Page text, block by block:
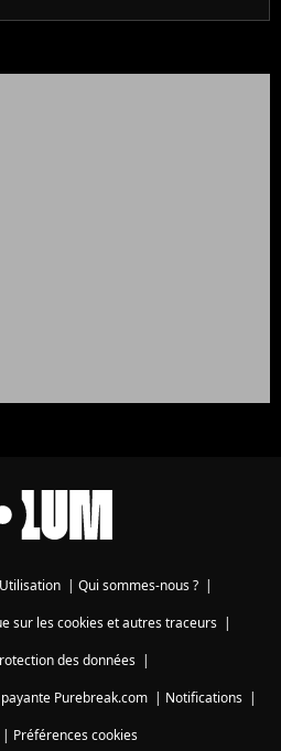
| Qui sommes-nous ? |
sur les cookies et autres traceurs|
des données|
Purebreak.com | Notifications |
| Préférences cookies